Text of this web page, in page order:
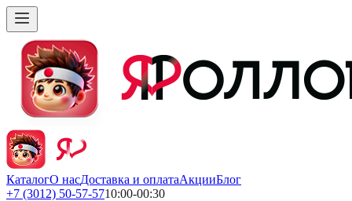
КаталогО насДоставка и оплатаАкцииБлог
+7 (3012) 50-57-5710:00-00:30